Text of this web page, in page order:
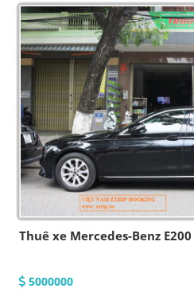
Thuê xe Mercedes-Benz
5000000